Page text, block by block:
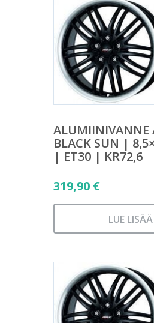
ALUMIINIVANNE
BLACK SUN |
| ET30 | KR72,6
319,90 €
LUE